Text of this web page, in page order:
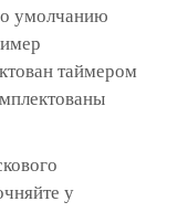
умолчанию
таймером
у